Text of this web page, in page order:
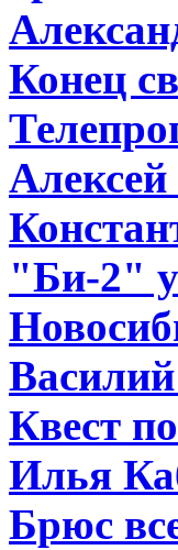
Конец
"Би-2"
Квест
Илья
Брюс